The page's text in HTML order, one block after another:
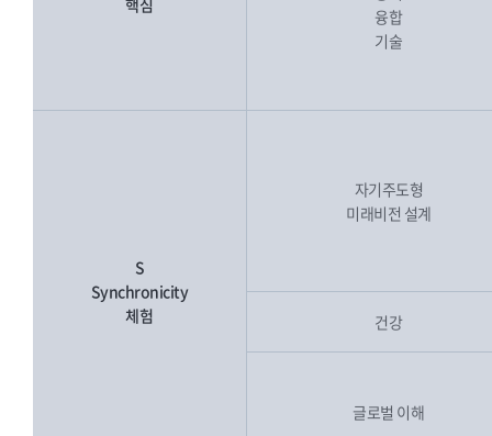
핵심
융합
기술
S
Synchronicity
체험
자기주도형
미래비전 설계
건강
글로벌 이해